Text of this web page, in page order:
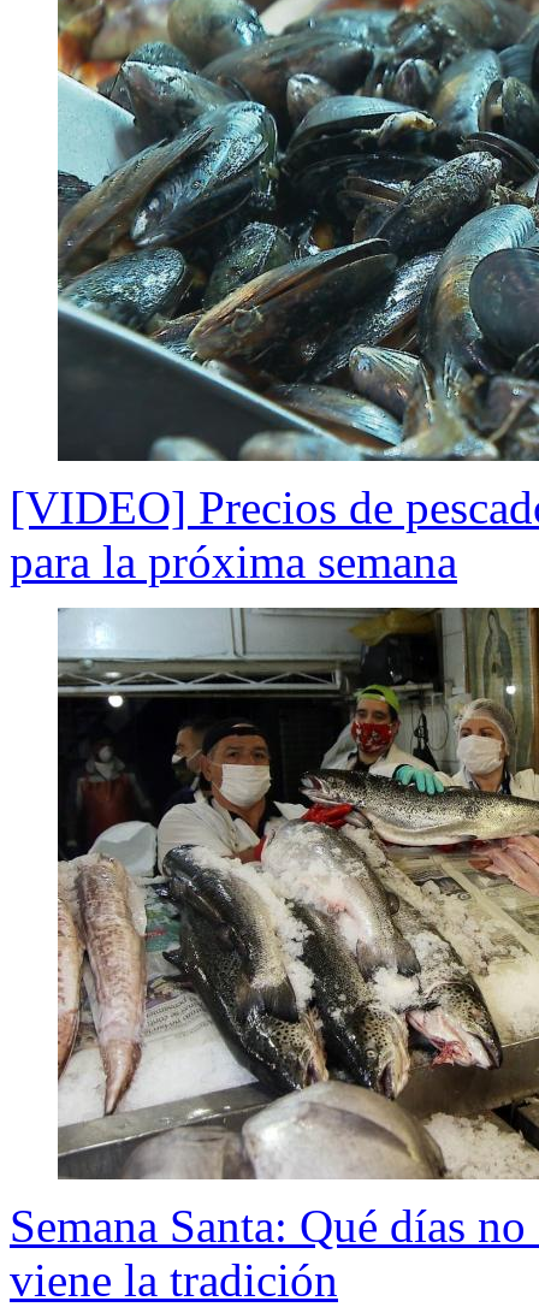
[VIDEO] Precios de
para la próxima semana
Semana Santa: Qué días
viene la tradición